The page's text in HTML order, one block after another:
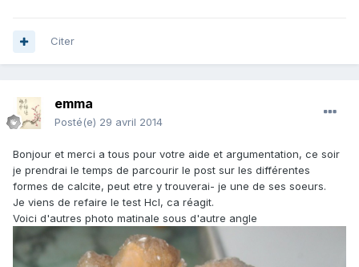
Citer
emma
Posté(e) 29 avril 2014
Bonjour et merci a tous pour votre aide et argumentation, ce soir
je prendrai le temps de parcourir le post sur les différentes
formes de calcite, peut etre y trouverai- je une de ses soeurs.
Je viens de refaire le test Hcl, ca réagit.
Voici d'autres photo matinale sous d'autre angle